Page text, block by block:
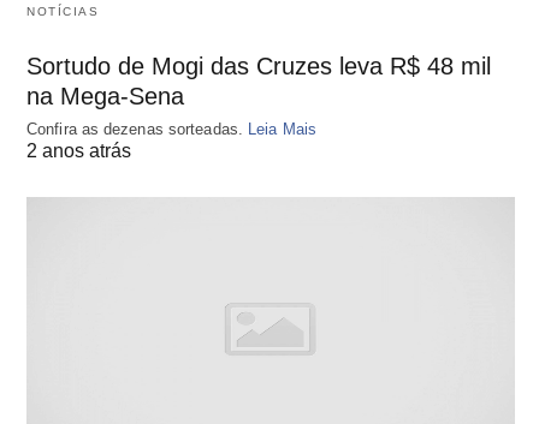
NOTÍCIAS
Sortudo de Mogi das Cruzes leva R$ 48 mil
na Mega-Sena
Confira as dezenas sorteadas. Leia Mais
2 anos atrás